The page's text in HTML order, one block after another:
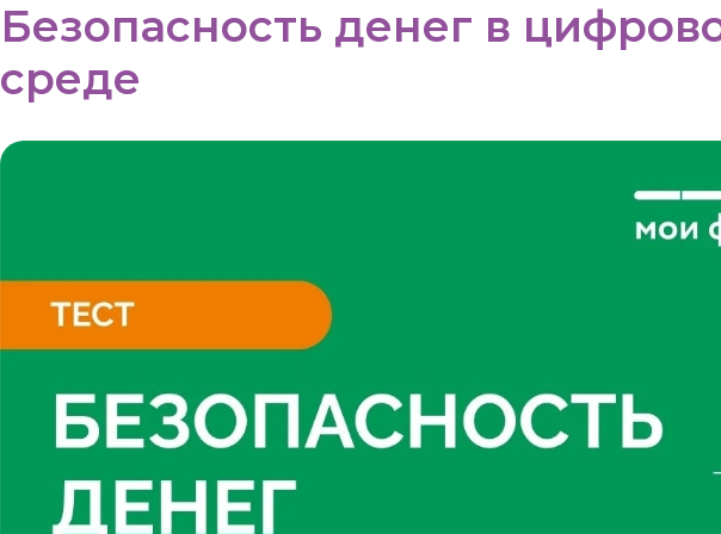
Безопасность денег в
среде